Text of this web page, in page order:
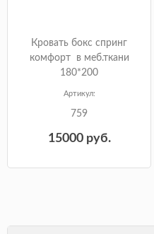
Кровать бокс спринг
комфорт в меб.ткани
180*200
Артикул:
759
15000руб.